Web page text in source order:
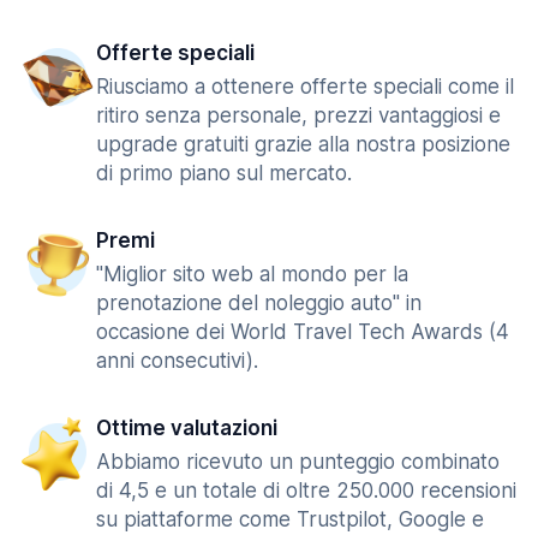
Offerte speciali
Riusciamo a ottenere offerte speciali come il
ritiro senza personale, prezzi vantaggiosi e
upgrade gratuiti grazie alla nostra posizione
di primo piano sul mercato.
Premi
"Miglior sito web al mondo per la
prenotazione del noleggio auto" in
occasione dei World Travel Tech Awards (4
anni consecutivi).
Ottime valutazioni
Abbiamo ricevuto un punteggio combinato
di 4,5 e un totale di oltre 250.000 recensioni
su piattaforme come Trustpilot, Google e